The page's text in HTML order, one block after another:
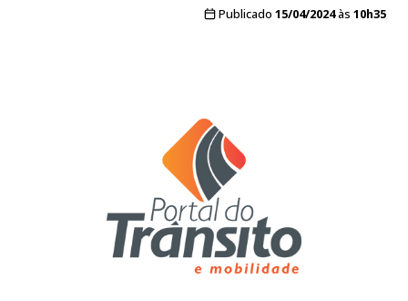
Publicado 15/04/2024às 10h35